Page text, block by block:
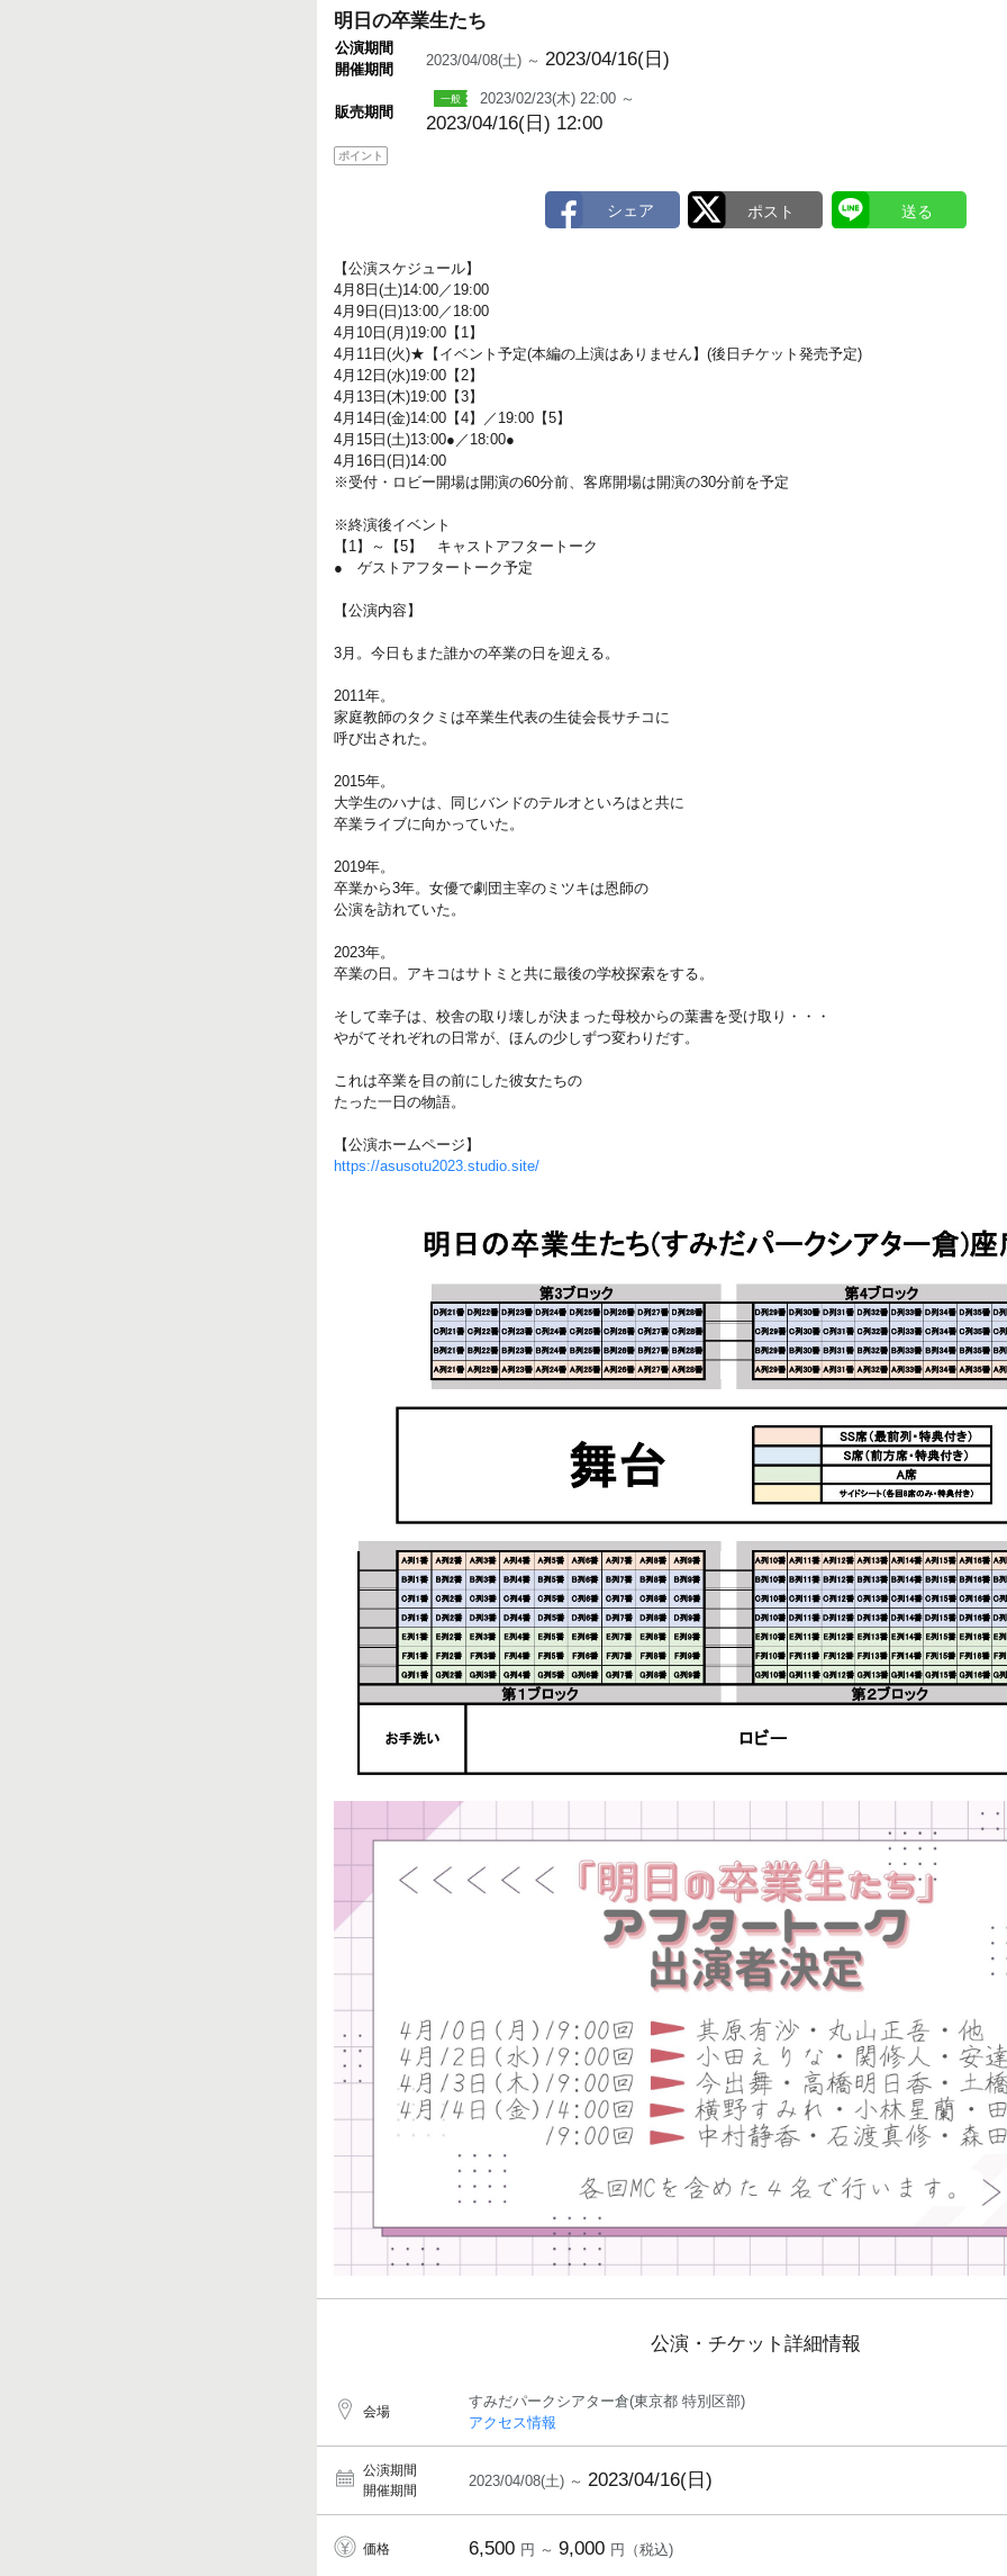
明日の卒業生たち
公演期間
開催期間
2023/04/08(土) ～ 2023/04/16(日)
販売期間
2023/02/23(木) 22:00 ～
2023/04/16(日) 12:00
ポイント
【公演スケジュール】
4月8日(土)14:00／19:00
4月9日(日)13:00／18:00
4月10日(月)19:00【1】
4月11日(火)★【イベント予定(本編の上演はありません】(後日チケット発売予定)
4月12日(水)19:00【2】
4月13日(木)19:00【3】
4月14日(金)14:00【4】／19:00【5】
4月15日(土)13:00●／18:00●
4月16日(日)14:00
※受付・ロビー開場は開演の60分前、客席開場は開演の30分前を予定
※終演後イベント
【1】～【5】 キャストアフタートーク
● ゲストアフタートーク予定
【公演内容】
3月。今日もまた誰かの卒業の日を迎える。
2011年。
家庭教師のタクミは卒業生代表の生徒会長サチコに
呼び出された。
2015年。
大学生のハナは、同じバンドのテルオといろはと共に
卒業ライブに向かっていた。
2019年。
卒業から3年。女優で劇団主宰のミツキは恩師の
公演を訪れていた。
2023年。
卒業の日。アキコはサトミと共に最後の学校探索をする。
そして幸子は、校舎の取り壊しが決まった母校からの葉書を受け取り・・・
やがてそれぞれの日常が、ほんの少しずつ変わりだす。
これは卒業を目の前にした彼女たちの
たった一日の物語。
【公演ホームページ】
https://asusotu2023.studio.site/
公演・チケット詳細情報
会場
すみだパークシアター倉(東京都 特別区部)
アクセス情報
公演期間
開催期間
2023/04/08(土) ～ 2023/04/16(日)
価格 6,500 円 ～ 9,000 円（税込)